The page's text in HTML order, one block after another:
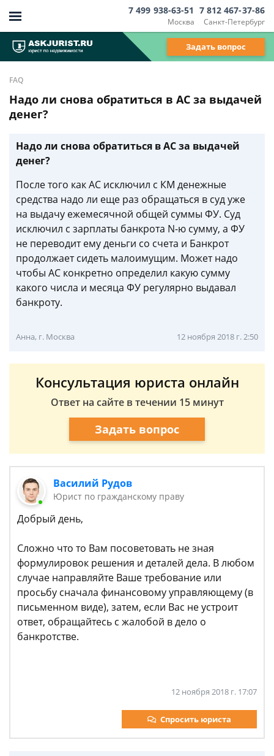
Москва
7 499 938-63-51
Санкт-Петербург
7 812 467-37-86
Задать вопрос
FAQ
Надо ли снова обратиться в АС за выдачей
денег?
Надо ли снова обратиться в АС за выдачей
денег?
После того как АС исключил с КМ денежные
средства надо ли еще раз обращаться в суд уже
на выдачу ежемесячной общей суммы ФУ. Суд
исключил с зарплаты банкрота N-ю сумму, а ФУ
не переводит ему деньги со счета и Банкрот
продолжает сидеть малоимущим. Может надо
чтобы АС конкретно определил какую сумму
какого числа и месяца ФУ регулярно выдавал
банкроту.
Анна, г. Москва 12 ноября 2018 г. 2:50
Консультация юриста онлайн
Ответ на сайте в течении 15 минут
Задать вопрос
Василий Рудов
Юрист по гражданскому праву
Добрый день,
Сложно что то Вам посоветовать не зная
формулировок решения и деталей дела. В любом
случае направляйте Ваше требование или
просьбу сначала финансовому управляющему (в
письменном виде), затем, если Вас не устроит
ответ, обращайтесь с жалобой в дело о
банкротстве.
12 ноября 2018 г. 17:07
Спросить юриста